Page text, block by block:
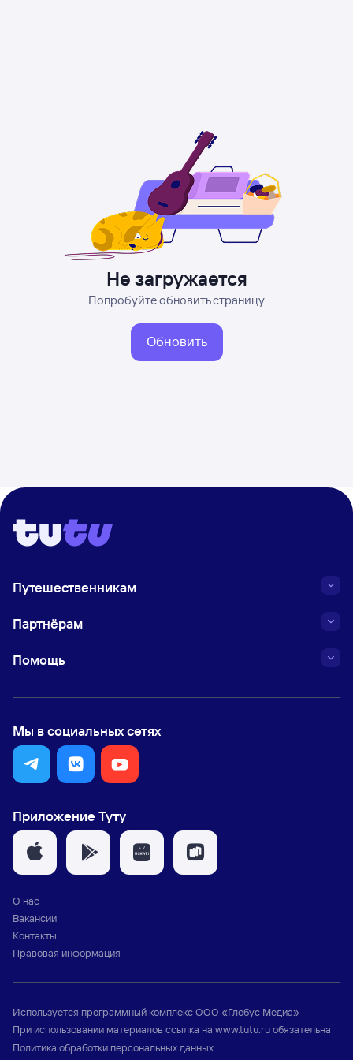
Не загружается
Попробуйте обновить страницу
Обновить
Путешественникам
Партнёрам
Помощь
Мы в социальных сетях
Приложение Туту
О нас
Вакансии
Контакты
Правовая информация
Используется программный комплексООО «Глобус Медиа»
При использовании материалов ссылка на www.tutu.ruобязательна
Политика обработки персональных данных